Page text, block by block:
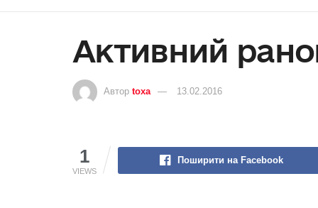
Активний
Автор toxa 13.02.2016
1
VIEWS
Поширити на Facebook